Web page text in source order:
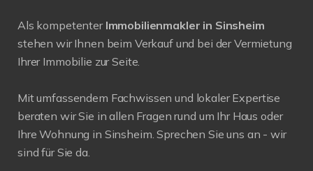
Als kompetenter Immobilienmakler in Sinsheim
stehen wir Ihnen beim Verkauf und bei der Vermietung
Ihrer Immobilie zur Seite.
Mit umfassendem Fachwissen und lokaler Expertise
beraten wir Sie in allen Fragen rund um Ihr Haus oder
Ihre Wohnung in Sinsheim. Sprechen Sie uns an - wir
sind für Sie da.